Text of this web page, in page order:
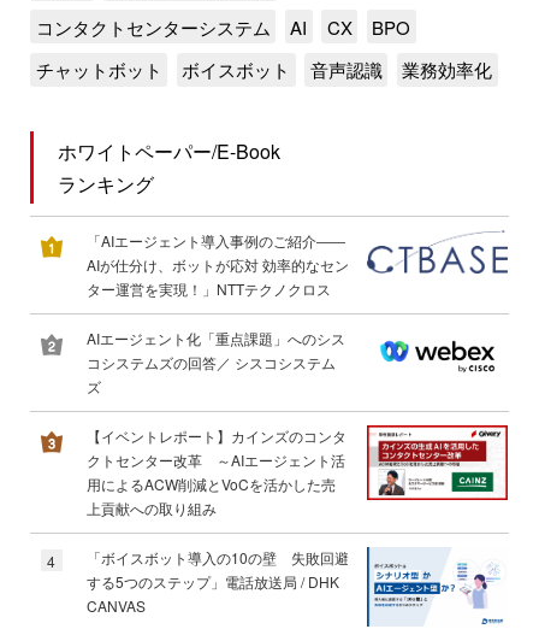
コンタクトセンターシステム
AI CX
BPO
チャットボット
ボイスボット 音声認識 業務効率化
ホワイトペーパー/E-Book
ランキング
「AIエージェント導入事例のご紹介――
AIが仕分け、ボットが応対 効率的なセン
ター運営を実現！」NTTテクノクロス
AIエージェント化「重点課題」へのシス
コシステムズの回答／ シスコシステム
ズ
【イベントレポート】カインズのコンタ
クトセンター改革 ～AIエージェント活
用によるACW削減とVoCを活かした売
上貢献への取り組み
4
「ボイスボット導入の10の壁 失敗回避
する5つのステップ」電話放送局 / DHK
CANVAS